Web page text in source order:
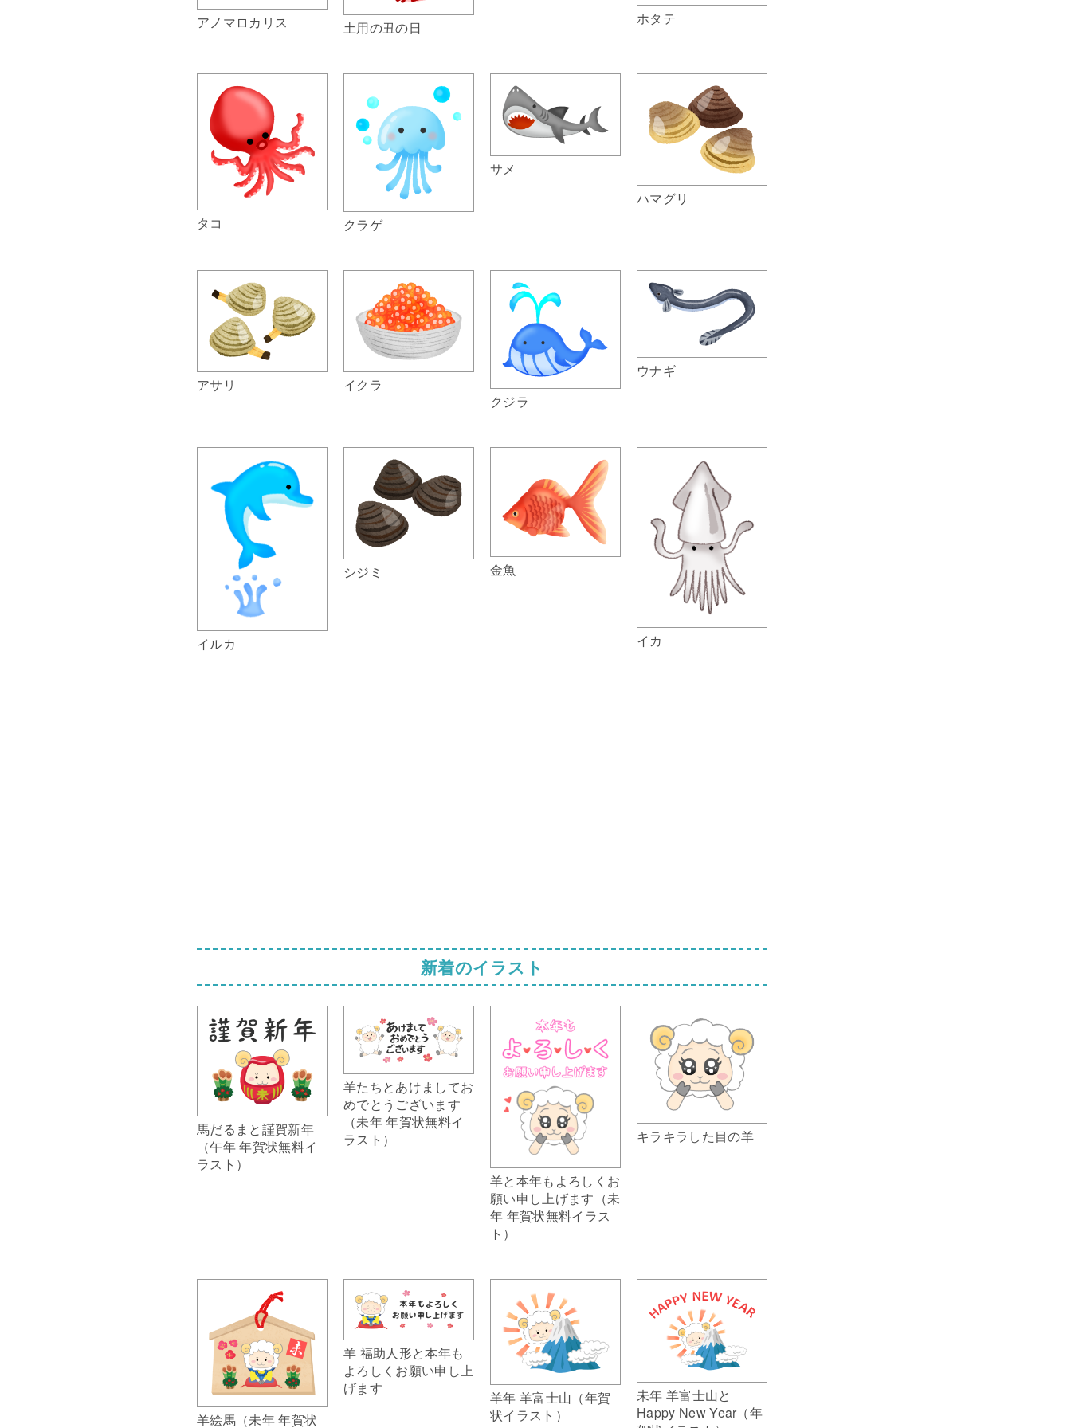
アノマロカリス 土用の丑の日 ホタテ
タコ クラゲ
サメ
ハマグリ
アサリ
イクラ
クジラ
ウナギ
イルカ
シジミ 金魚
イカ
新着のイラスト
馬だるまと謹賀新年
（午年 年賀状無料イ
ラスト）
羊たちとあけましてお
めでとうございます
（未年 年賀状無料イ
ラスト）
羊と本年もよろしくお
願い申し上げます（未
年 年賀状無料イラス
ト）
キラキラした目の羊
羊絵馬（未年 年賀状
羊 福助人形と本年も
よろしくお願い申し上
げます
羊年 羊富士山（年賀
状イラスト）
未年 羊富士山と
Happy New Year（年